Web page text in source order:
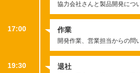
協力会社さんと製品開発につ
17:00 作業
開発作業、営業担当からの問
19:30 退社